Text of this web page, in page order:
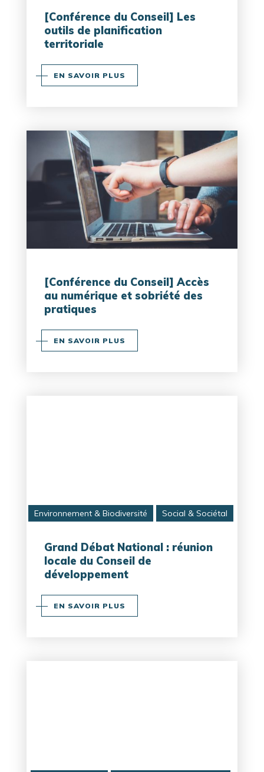
[Conférence du Conseil] Les
outils de planification
territoriale
EN SAVOIR PLUS
[Conférence du Conseil] Accès
au numérique et sobriété des
pratiques
EN SAVOIR PLUS
Environnement & Biodiversité Social & Sociétal
Grand Débat National : réunion
locale du Conseil de
développement
EN SAVOIR PLUS